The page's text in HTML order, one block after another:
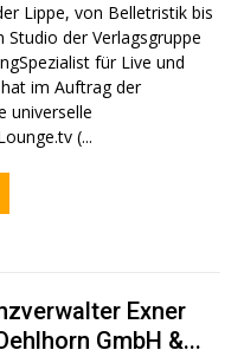
Lippe, von Belletristik bis
der Verlagsgruppe
im Auftrag der
universelle
(...
Exner
GmbH &...